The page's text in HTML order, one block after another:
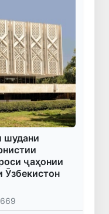
шудани
ҷаҳонии